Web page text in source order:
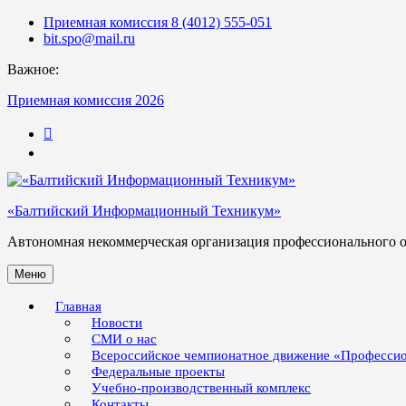
Skip
Приемная комиссия 8 (4012) 555-051
bit.spo@mail.ru
Важное:
Приемная комиссия 2026
«Балтийский Информационный Техникум»
Автономная некоммерческая организация профессионального
Меню
Главная
Новости
СМИ о нас
Всероссийское чемпионатное движение
Федеральные проекты
Учебно-производственный комплекс